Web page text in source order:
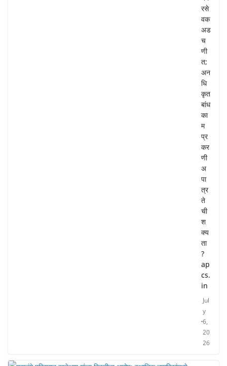
रसे
वक
अड
च
णी
त;
अन
धि
कृत
बांध
का
म
प्र
कर
णी
अ
पा
त्र
ते
ची
श
क्य
ता
?
ap
cs.
in
Jul
y
6,
20
26